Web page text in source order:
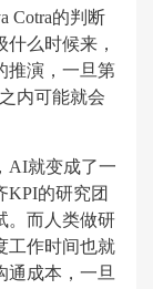
Cotra的判断
么时候来，
推演，一旦第
内可能就会
AI就变成了一
KPI的研究团
。而人类做研
工作时间也就
通成本，一旦